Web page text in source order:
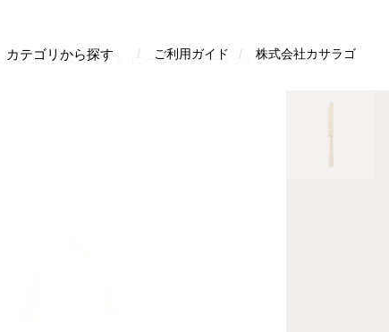
カテゴリから探す ご利用ガイド 株式会社カサラゴ
COSTA NOVAプラド（ゴールド）デザートナイフ